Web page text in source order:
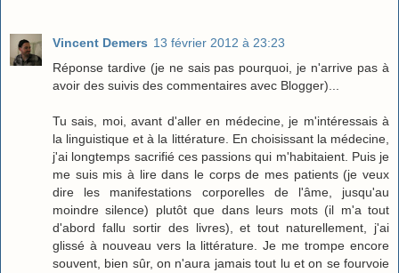
Vincent Demers 13 février 2012 à 23:23
Réponse tardive (je ne sais pas pourquoi, je n'arrive pas à
avoir des suivis des commentaires avec Blogger)...
Tu sais, moi, avant d'aller en médecine, je m'intéressais à
la linguistique et à la littérature. En choisissant la médecine,
j'ai longtemps sacrifié ces passions qui m'habitaient. Puis je
me suis mis à lire dans le corps de mes patients (je veux
dire les manifestations corporelles de l'âme, jusqu'au
moindre silence) plutôt que dans leurs mots (il m'a tout
d'abord fallu sortir des livres), et tout naturellement, j'ai
glissé à nouveau vers la littérature. Je me trompe encore
souvent, bien sûr, on n'aura jamais tout lu et on se fourvoie